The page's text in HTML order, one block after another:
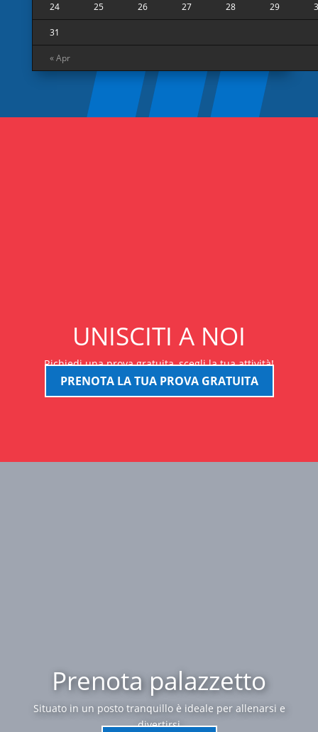
« Apr
24 25 26 27 28 29
31
UNISCITI A NOI
Richiedi una prova gratuita, scegli la tua attività!
PRENOTA LA TUA PROVA GRATUITA
Prenota palazzetto
Situato in un posto tranquillo è ideale per allenarsi e
divertirsi